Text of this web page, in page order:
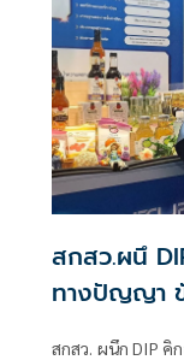
สกสว.ผนึ
ทางปัญญา
สกสว. ผนึก DIP คิกออฟมหกรรม IP X Venture Rise Thailand